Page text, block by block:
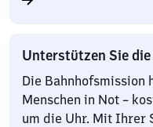
Unterstützen Sie
Die
Menschen in Not –
um die Uhr. Mit Ihrer